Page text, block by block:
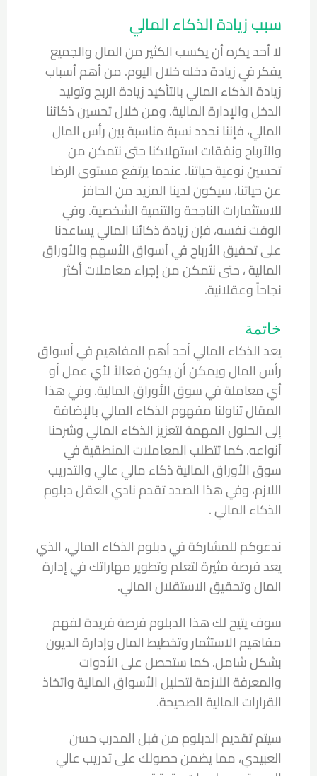
سبب زيادة الذكاء المالي
لا أحد يكره أن يكسب الكثير من المال والجميع
يفكر في زيادة دخله خلال اليوم. من أهم أسباب
زيادة الذكاء المالي بالتأكيد زيادة الربح وتوليد
الدخل والإدارة المالية. ومن خلال تحسين ذكائنا
المالي، فإننا نحدد نسبة مناسبة بين رأس المال
والأرباح ونفقات استهلاكنا حتى نتمكن من
تحسين نوعية حياتنا. عندما يرتفع مستوى الرضا
عن حياتنا، سيكون لدينا المزيد من الحافز
للاستثمارات الناجحة والتنمية الشخصية. وفي
الوقت نفسه، فإن زيادة ذكائنا المالي يساعدنا
على تحقيق الأرباح في أسواق الأسهم والأوراق
المالية ، حتى نتمكن من إجراء معاملات أكثر
نجاحاً وعقلانية.
خاتمة
يعد الذكاء المالي أحد أهم المفاهيم فيأسواق
رأس المالويمكن أن يكون فعالاً لأي عمل أو
أي معاملة في سوق الأوراق المالية. وفي هذا
المقال تناولنا مفهوم الذكاء المالي بالإضافة
إلى الحلول المهمة لتعزيز الذكاء المالي وشرحنا
أنواعه. كما تتطلب المعاملات المنطقية في
سوق الأوراق المالية ذكاء مالي عالي والتدريب
اللازم، وفي هذا الصدد تقدم نادي العقل دبلوم
الذكاء المالي .
ندعوكم للمشاركة في دبلوم الذكاء المالي، الذي
يعد فرصة مثيرة لتعلم وتطوير مهاراتك في إدارة
المال وتحقيق الاستقلال المالي.
سوف يتيح لك هذا الدبلوم فرصة فريدة لفهم
مفاهيم الاستثمار وتخطيط المال وإدارة الديون
بشكل شامل. كما ستحصل على الأدوات
والمعرفة اللازمة لتحليل الأسواق المالية واتخاذ
القرارات المالية الصحيحة.
سيتم تقديم الدبلوم من قبل المدرب حسن
العبيدي، مما يضمن حصولك على تدريب عالي